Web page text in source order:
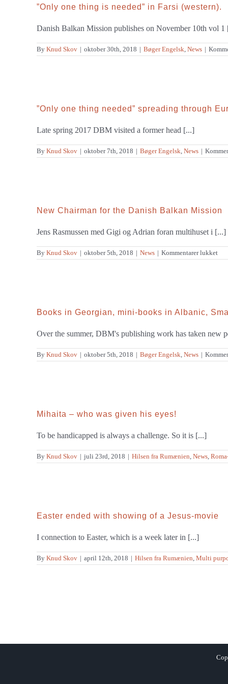
”Only one thing is needed” in Farsi (western).
Danish Balkan Mission publishes on November 10th vol 1
By Knud Skov | oktober 30th, 2018 | Bøger Engelsk, News |
”Only one thing needed” spreading through
Late spring 2017 DBM visited a former head [...]
By Knud Skov | oktober 7th, 2018 | Bøger Engelsk, News |
New Chairman for the Danish Balkan Mission
Jens Rasmussen med Gigi og Adrian foran multihuset i [...]
By Knud Skov | oktober 5th, 2018 | News | Kommentarer lukkettil
Books in Georgian, mini-books in Albanic,
Over the summer, DBM's publishing work has taken new
By Knud Skov | oktober 5th, 2018 | Bøger Engelsk, News |
Mihaita – who was given his eyes!
To be handicapped is always a challenge. So it is [...]
By Knud Skov | juli 23rd, 2018 | Hilsen fra Rumænien, News,
Easter ended with showing of a Jesus-movie
I connection to Easter, which is a week later in [...]
By Knud Skov | april 12th, 2018 | Hilsen fra Rumænien, Multi